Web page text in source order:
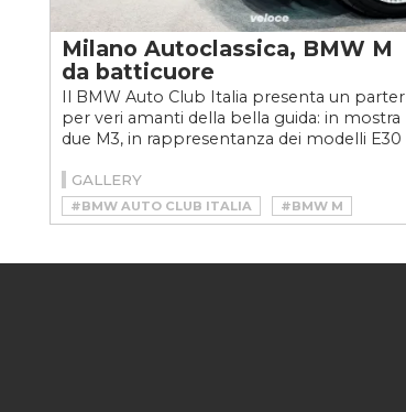
Milano Autoclassica, BMW M
da batticuore
Il BMW Auto Club Italia presenta un
per veri amanti della bella guida: in mostra
due M3, in rappresentanza dei modelli E30
GALLERY
#BMW AUTO CLUB ITALIA
#BMW M
#BMW M3
#BMW M3 E30
#BMW M3 E36